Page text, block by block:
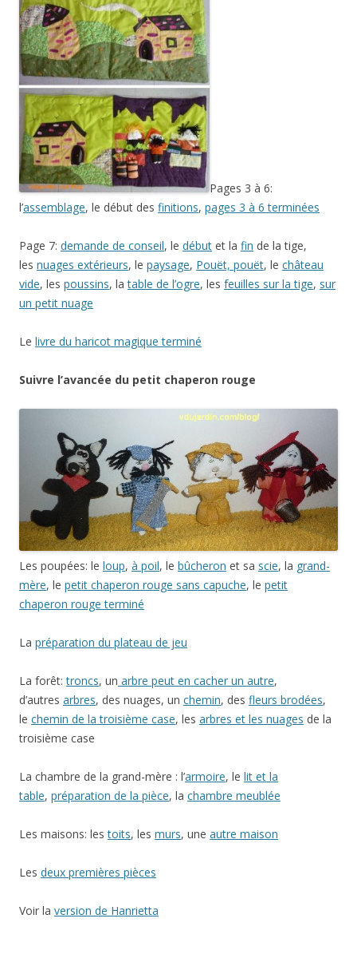
Pages 3 à 6:
l’assemblage, le début des finitions, pages 3 à 6 terminées
Page 7: demande de conseil, le début et la fin de la tige,
les nuages extérieurs, le paysage, Pouët, pouët, le château
vide, les poussins, latable de l’ogre, les feuilles sur la tige, sur
un petit nuage
Le livre du haricot magique terminé
Suivre l’avancée du petit chaperon rouge
Les poupées: le loup, à poil, le bûcheron et sa scie, la grand-
mère, le petit chaperon rouge sans capuche, le petit
chaperon rouge terminé
La préparation du plateau de jeu
La forêt:troncs, un arbre peut en cacher un autre,
d’autres arbres, des nuages, un chemin, des fleurs brodées,
le chemin de la troisième case, les arbres et les nuages de la
troisième case
La chambre de la grand-mère : l’armoire, le lit et la
table, préparation de la pièce, la chambre meublée
Les maisons: lestoits, les murs, une autre maison
Les deux premières pièces
Voir la version de Hanrietta